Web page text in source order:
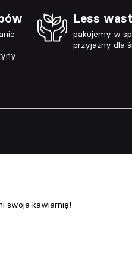
Less
pakujemy w
przyjazny dla
swoja kawiarnię!